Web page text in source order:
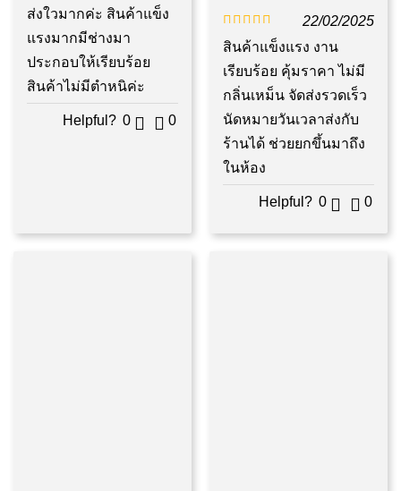
ให้คะแนน
5ตั้งแต่ 1-5
คะแนน
ส่งใวมากค่ะ สินค้าแข็ง
แรงมากมีช่างมา
ประกอบให้เรียบร้อย
สินค้าไม่มีตำหนิค่ะ
Helpful? 0 0
ให้คะแนน
5ตั้งแต่ 1-5
คะแนน
22/02/2025
สินค้าแข็งแรง งาน
เรียบร้อย คุ้มราคา ไม่มี
กลิ่นเหม็น จัดส่งรวดเร็ว
นัดหมายวันเวลาส่งกับ
ร้านได้ ช่วยยกขึ้นมาถึง
ในห้อง
Helpful? 0 0